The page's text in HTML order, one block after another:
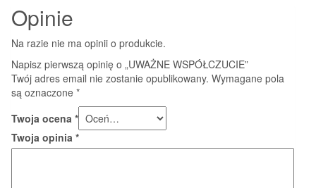
Opinie
Na razie nie ma opinii o produkcie.
Napisz pierwszą opinię o „UWAŻNE WSPÓŁCZUCIE”
Twój adres email nie zostanie opublikowany. Wymagane pola
są oznaczone *
Twoja ocena *
Twoja opinia *